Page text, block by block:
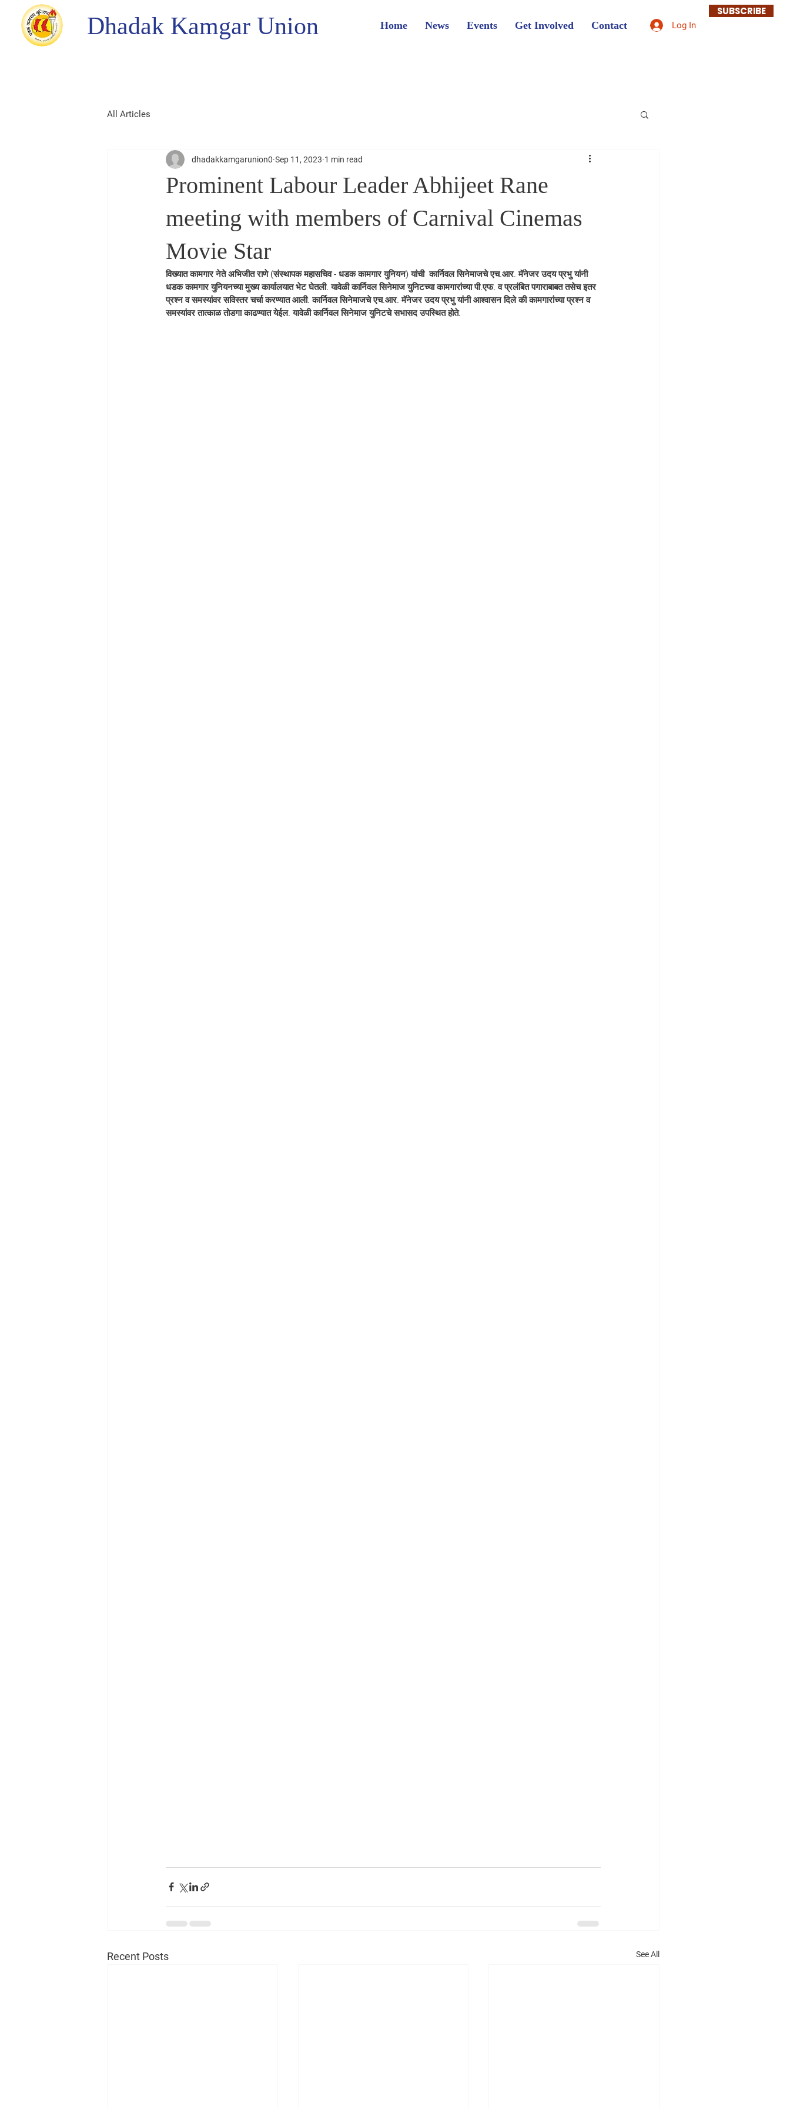
Dhadak Kamgar Union Home News Events Get Involved Contact Log In
SUBSCRIBE
All Articles
Prominent Labour Leader Abhijeet Rane
meeting with members of Carnival Cinemas
Movie Star
dhadakkamgarunion0 Sep 11, 2023 1 min read
विख्यात कामगार नेते अभिजीत राणे (संस्थापक महासचिव - धडक कामगार युनियन) यांची  कार्निवल सिनेमाजचे एच.आर. मॅनेजर उदय प्रभु यांनी
धडक कामगार युनियनच्या मुख्य कार्यालयात भेट घेतली. यावेळी कार्निवल सिनेमाज युनिटच्या कामगारांच्या पी.एफ. व प्रलंबित पगाराबाबत तसेच इतर
प्रश्न व समस्यांवर सविस्तर चर्चा करण्यात आली. कार्निवल सिनेमाजचे एच.आर. मॅनेजर उदय प्रभु यांनी आश्वासन दिले की कामगारांच्या प्रश्न व
समस्यांवर तात्काळ तोडगा काढण्यात येईल. यावेळी कार्निवल सिनेमाज युनिटचे सभासद उपस्थित होते.
Recent Posts See All